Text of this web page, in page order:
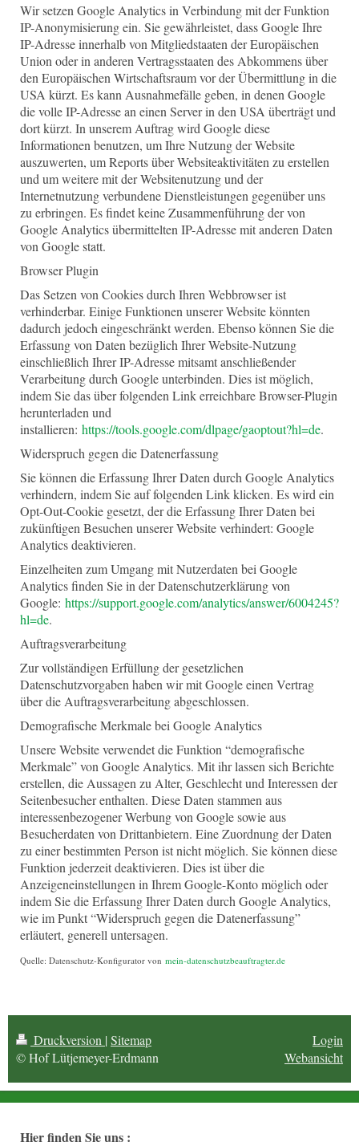
Wir setzen Google Analytics in Verbindung mit der Funktion
IP-Anonymisierung ein. Sie gewährleistet, dass Google Ihre
IP-Adresse innerhalb von Mitgliedstaaten der Europäischen
Union oder in anderen Vertragsstaaten des Abkommens über
den Europäischen Wirtschaftsraum vor der Übermittlung in die
USA kürzt. Es kann Ausnahmefälle geben, in denen Google
die volle IP-Adresse an einen Server in den USA überträgt und
dort kürzt. In unserem Auftrag wird Google diese
Informationen benutzen, um Ihre Nutzung der Website
auszuwerten, um Reports über Websiteaktivitäten zu erstellen
und um weitere mit der Websitenutzung und der
Internetnutzung verbundene Dienstleistungen gegenüber uns
zu erbringen. Es findet keine Zusammenführung der von
Google Analytics übermittelten IP-Adresse mit anderen Daten
von Google statt.
Browser Plugin
Das Setzen von Cookies durch Ihren Webbrowser ist
verhinderbar. Einige Funktionen unserer Website könnten
dadurch jedoch eingeschränkt werden. Ebenso können Sie die
Erfassung von Daten bezüglich Ihrer Website-Nutzung
einschließlich Ihrer IP-Adresse mitsamt anschließender
Verarbeitung durch Google unterbinden. Dies ist möglich,
indem Sie das über folgenden Link erreichbare Browser-Plugin
herunterladen und
installieren: https://tools.google.com/dlpage/gaoptout?hl=de.
Widerspruch gegen die Datenerfassung
Sie können die Erfassung Ihrer Daten durch Google Analytics
verhindern, indem Sie auf folgenden Link klicken. Es wird ein
Opt-Out-Cookie gesetzt, der die Erfassung Ihrer Daten bei
zukünftigen Besuchen unserer Website verhindert: Google
Analytics deaktivieren.
Einzelheiten zum Umgang mit Nutzerdaten bei Google
Analytics finden Sie in der Datenschutzerklärung von
Google: https://support.google.com/analytics/answer/6004245?
hl=de.
Auftragsverarbeitung
Zur vollständigen Erfüllung der gesetzlichen
Datenschutzvorgaben haben wir mit Google einen Vertrag
über die Auftragsverarbeitung abgeschlossen.
Demografische Merkmale bei Google Analytics
Unsere Website verwendet die Funktion “demografische
Merkmale” von Google Analytics. Mit ihr lassen sich Berichte
erstellen, die Aussagen zu Alter, Geschlecht und Interessen der
Seitenbesucher enthalten. Diese Daten stammen aus
interessenbezogener Werbung von Google sowie aus
Besucherdaten von Drittanbietern. Eine Zuordnung der Daten
zu einer bestimmten Person ist nicht möglich. Sie können diese
Funktion jederzeit deaktivieren. Dies ist über die
Anzeigeneinstellungen in Ihrem Google-Konto möglich oder
indem Sie die Erfassung Ihrer Daten durch Google Analytics,
wie im Punkt “Widerspruch gegen die Datenerfassung”
erläutert, generell untersagen.
Quelle: Datenschutz-Konfigurator von mein-datenschutzbeauftragter.de
Druckversion | Sitemap
© Hof Lütjemeyer-Erdmann
Login
Webansicht
Hier finden Sie uns :